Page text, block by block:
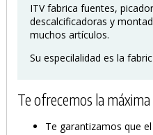
ITV fabrica fuentes,
descalcificadoras y
muchos artículos.
Su especilalidad es la
Te ofrecemos la
Te garantizamos que